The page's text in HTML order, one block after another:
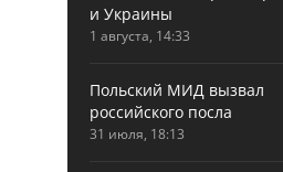
и Украины
1 августа, 14:33
Польский МИД вызвал
российского посла
31 июля, 18:13